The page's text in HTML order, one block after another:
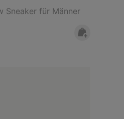
Sneaker für Männer